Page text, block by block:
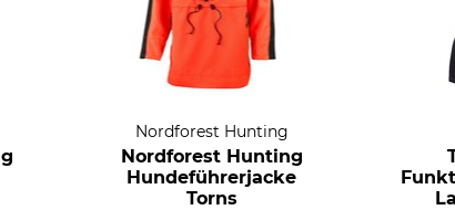
Nordforest Hunting
Nordforest Hunting
Hundeführerjacke
Torns